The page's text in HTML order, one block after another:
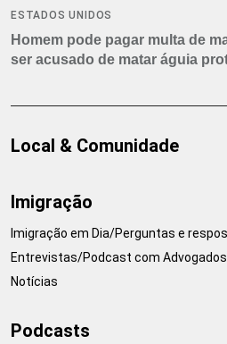
ESTADOS UNIDOS
Homem pode pagar multa de
ser acusado de matar águia
Local & Comunidade
Imigração
Imigração em Dia/Perguntas e
Entrevistas/Podcast com Advogados
Notícias
Podcasts